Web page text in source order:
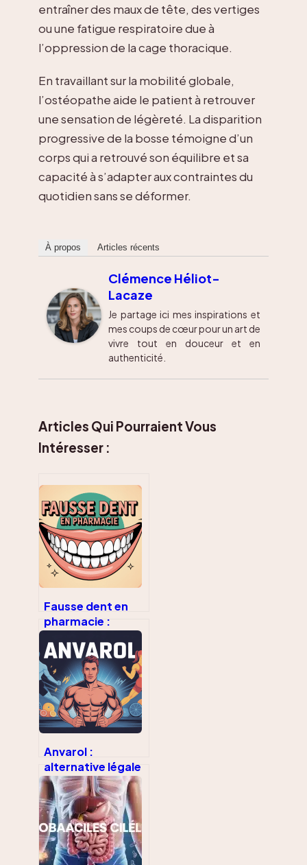
entraîner des maux de tête, des vertiges
ou une fatigue respiratoire due à
l’oppression de la cage thoracique.
En travaillant sur la mobilité globale,
l’ostéopathe aide le patient à retrouver
une sensation de légèreté. La disparition
progressive de la bosse témoigne d’un
corps qui a retrouvé son équilibre et sa
capacité à s’adapter aux contraintes du
quotidien sans se déformer.
À propos Articles récents
Clémence Héliot-
Lacaze
Je partage ici mes inspirations et
mes coups de cœur pour un art de
vivre tout en douceur et en
authenticité.
Articles Qui Pourraient Vous
Intéresser :
Fausse dent en
pharmacie :
solutions rapides,
limites et vrais
conseils
Anvarol :
alternative légale
à l’anavar pour
des muscles secs